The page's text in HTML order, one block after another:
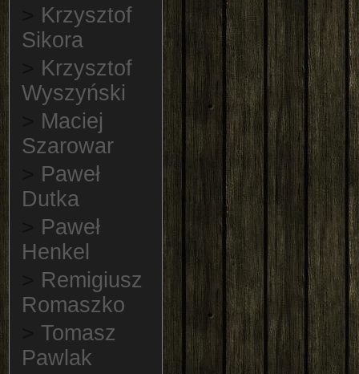
Krzysztof
Sikora
Krzysztof
Wyszyński
Maciej
Szarowar
Paweł
Dutka
Paweł
Henkel
Remigiusz
Romaszko
Tomasz
Pawlak